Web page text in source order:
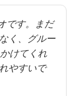
です。まだ
く、グルー
けてくれ
やすいで